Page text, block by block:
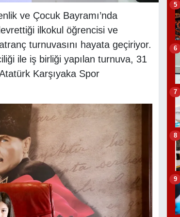
ve Çocuk Bayramı’nda
ilkokul öğrencisi ve
turnuvasını hayata geçiriyor.
ile iş birliği yapılan turnuva, 31
Karşıyaka Spor
5
6
7
8
9